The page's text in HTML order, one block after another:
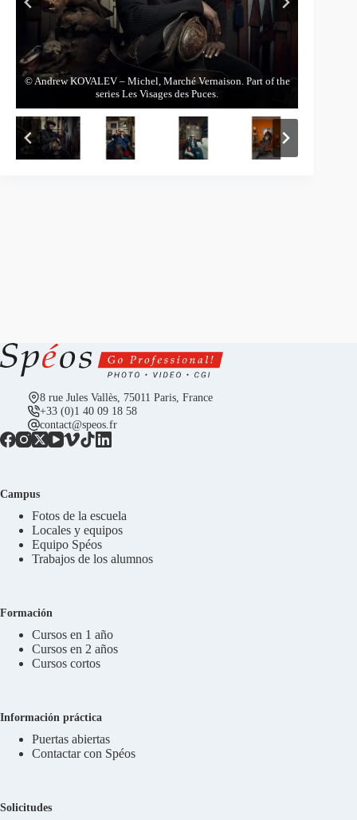
© Andrew KOVALEV – Michel, Marché Vernaison. Part of the
series Les Visages des Puces.
© Andrew KOVALEV – Edward. Part of the series Les Visages
des Puces.
© Andrew KOVALEV – Djames. Part of the series Les Visages
des Puces.
© Andrew KOVALEV – Franck & Louise Morel, Marché Paul
Bert. Part of the series Les Visages des Puces.
© Andrew KOVALEV – Bizeul Michel, Marché Paul Bert. Part
of the series Les Visages des Puces.
8 rue Jules Vallès, 75011 Paris, France
+33 (0)1 40 09 18 58
contact@speos.fr
Campus
Fotos de la escuela
Locales y equipos
Equipo Spéos
Trabajos de los alumnos
Formación
Cursos en 1 año
Cursos en 2 años
Cursos cortos
Información práctica
Puertas abiertas
Contactar con Spéos
Solicitudes